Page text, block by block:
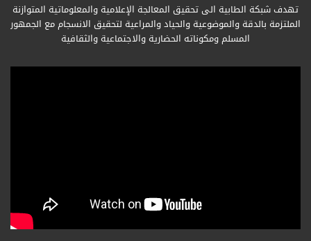
تهدف شبكة الطابية الى تحقيق المعالجة الإعلامية والمعلوماتية المتوازنة
الملتزمة بالدقة والموضوعية والحياد والمراعية لتحقيق الانسجام مع الجمهور
المسلم ومكوناته الحضارية والاجتماعية والثقافية